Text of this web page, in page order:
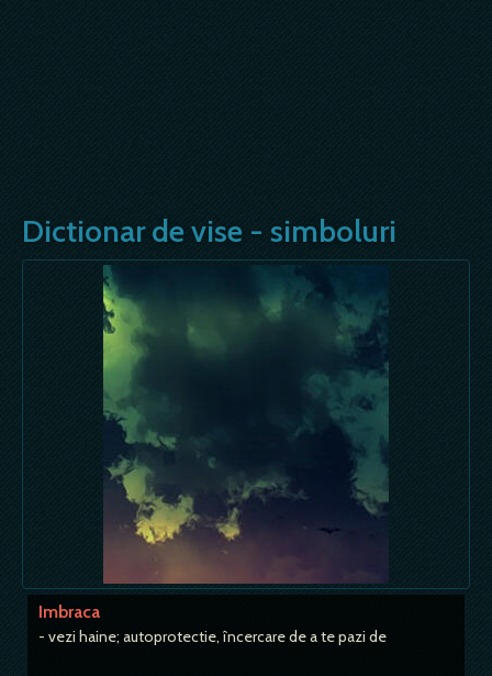
Dictionar de vise - simboluri
Imbraca
- vezi haine; autoprotectie, încercare de a te pazi de